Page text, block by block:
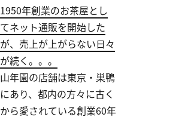
1950年創業のお茶屋とし
てネット通販を開始した
が、売上が上がらない日々
が続く。。。
山年園の店舗は東京・巣鴨
にあり、都内の方々に古く
から愛されている創業60年